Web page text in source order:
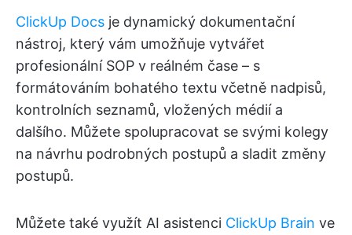
ClickUp Docs je dynamický dokumentační
nástroj, který vám umožňuje vytvářet
profesionální SOP v reálném čase – s
formátováním bohatého textu včetně nadpisů,
kontrolních seznamů, vložených médií a
dalšího. Můžete spolupracovat se svými kolegy
na návrhu podrobných postupů a sladit změny
postupů.
Můžete také využít AI asistenci ClickUp Brain ve